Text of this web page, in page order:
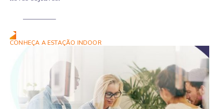
CONHEÇA A ESTAÇÃO INDOOR